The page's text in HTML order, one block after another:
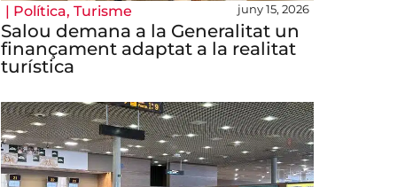
| Política, Turisme juny 15, 2026
Salou demana a la Generalitat un
finançament adaptat a la realitat
turística